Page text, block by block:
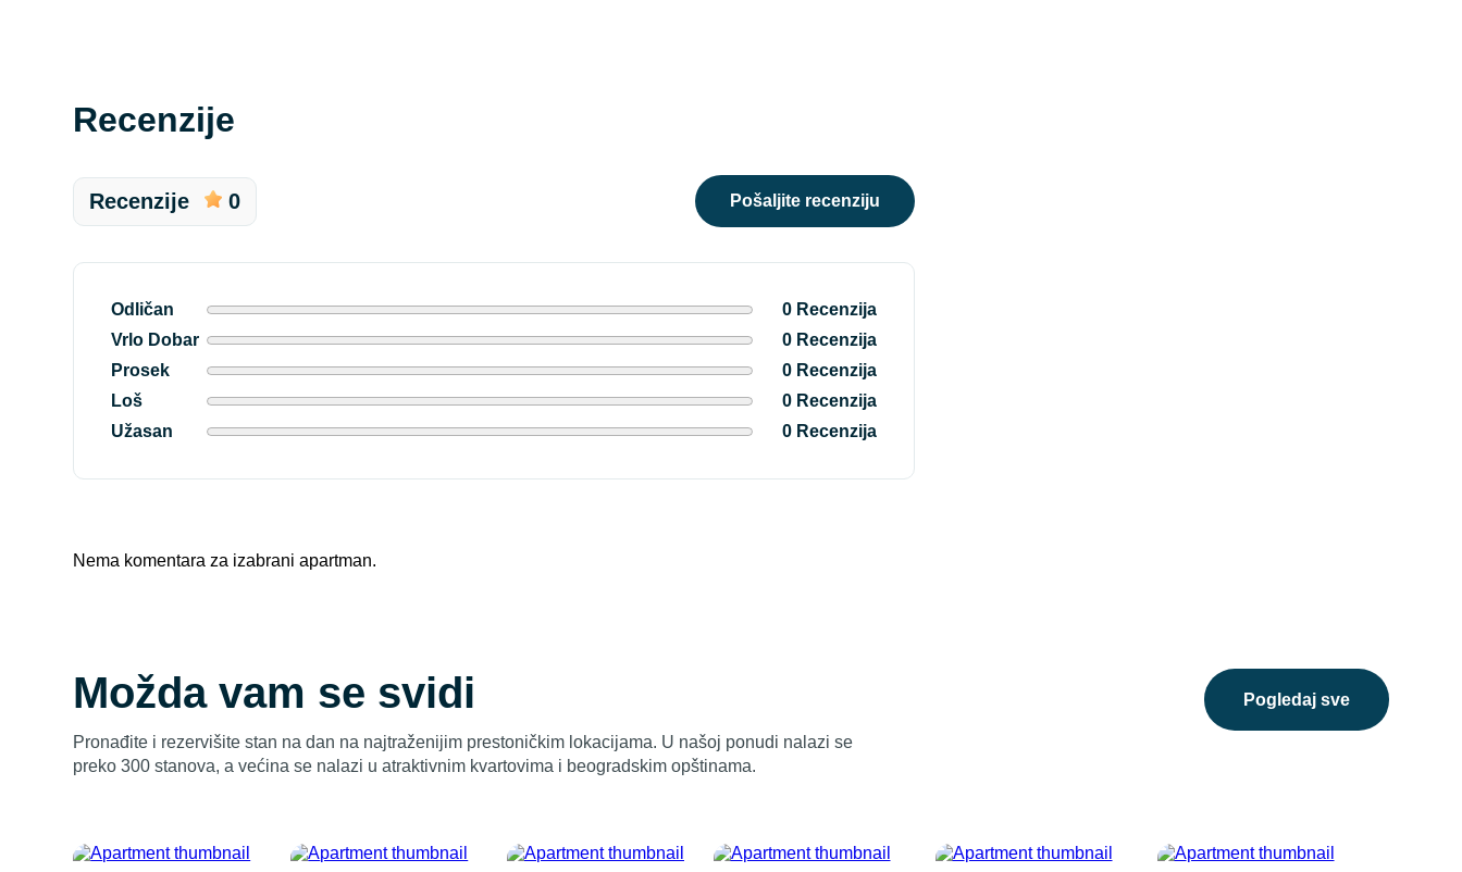
Recenzije
Recenzije 0 pošaljite recenziju
Odličan
0 Recenzija
Vrlo Dobar
0 Recenzija
Prosek
0 Recenzija
Loš
0 Recenzija
Užasan
0 Recenzija
Nema komentara za izabrani apartman.
Možda vam se svidi pogledaj sve
Pronađite i rezervišite stan na dan na najtraženijim prestoničkim lokacijama. U našoj ponudi nalazi se
preko 300 stanova, a većina se nalazi u atraktivnim kvartovima i beogradskim opštinama.